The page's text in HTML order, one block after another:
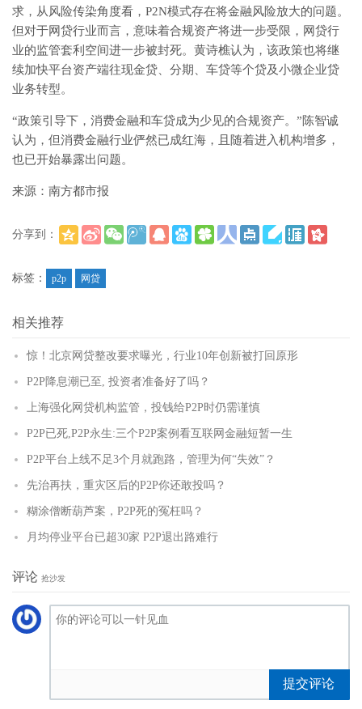
求，从风险传染角度看，P2N模式存在将金融风险放大的问题。
但对于网贷行业而言，意味着合规资产将进一步受限，网贷行
业的监管套利空间进一步被封死。黄诗樵认为，该政策也将继
续加快平台资产端往现金贷、分期、车贷等个贷及小微企业贷
业务转型。
“政策引导下，消费金融和车贷成为少见的合规资产。”陈智诚
认为，但消费金融行业俨然已成红海，且随着进入机构增多，
也已开始暴露出问题。
来源：南方都市报
分享到：
标签：
p2p 网贷
相关推荐
惊！北京网贷整改要求曝光，行业10年创新被打回原形
P2P降息潮已至, 投资者准备好了吗？
上海强化网贷机构监管，投钱给P2P时仍需谨慎
P2P已死,P2P永生:三个P2P案例看互联网金融短暂一生
P2P平台上线不足3个月就跑路，管理为何“失效”？
先治再扶，重灾区后的P2P你还敢投吗？
糊涂僧断葫芦案，P2P死的冤枉吗？
月均停业平台已超30家 P2P退出路难行
评论 抢沙发
提交评论